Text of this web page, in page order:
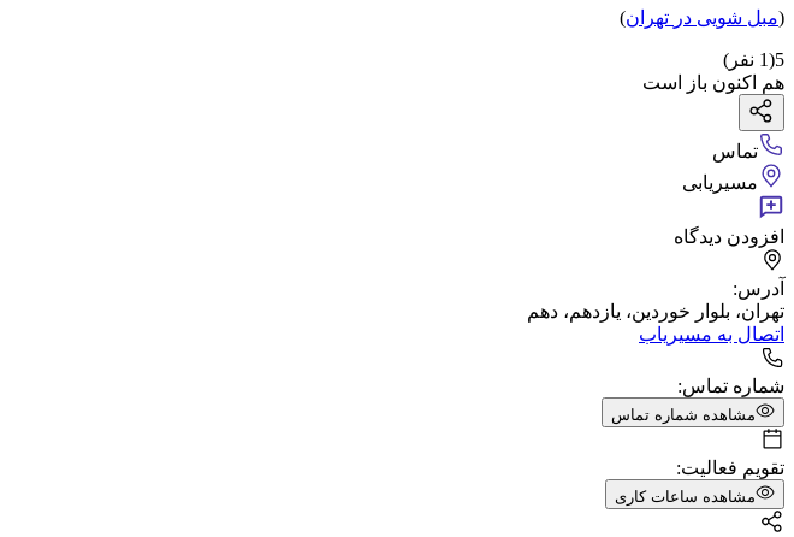
(مبل شویی در تهران)
5
(
1 نفر)
هم اکنون باز است
تماس
مسیریابی
افزودن دیدگاه
آدرس:
تهران، بلوار خوردین، یازدهم، دهم
اتصال به مسیریاب
شماره تماس:
مشاهده شماره تماس
تقویم فعالیت:
مشاهده ساعات کاری